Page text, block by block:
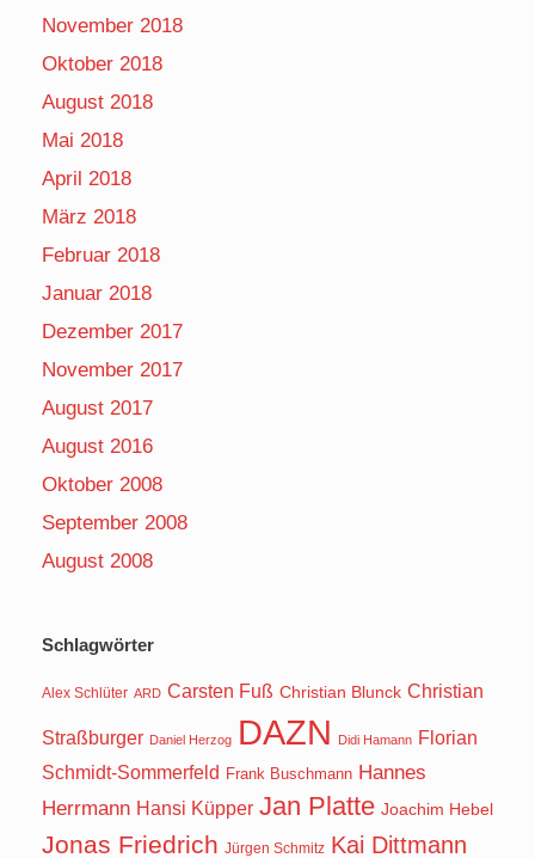
November 2018
Oktober 2018
August 2018
Mai 2018
April 2018
März 2018
Februar 2018
Januar 2018
Dezember 2017
November 2017
August 2017
August 2016
Oktober 2008
September 2008
August 2008
Schlagwörter
Alex Schlüter ARD Carsten Fuß Christian Blunck Christian
Straßburger Daniel Herzog DAZN Didi Hamann Florian
Schmidt-Sommerfeld Frank Buschmann Hannes
Herrmann Hansi Küpper Jan Platte Joachim Hebel
Jonas Friedrich Jürgen Schmitz Kai Dittmann